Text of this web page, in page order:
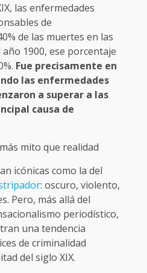
las enfermedades
de
de las muertes en las
1900, ese porcentaje
Fue precisamente en
las enfermedades
a superar a las
causa de
mito que realidad
icónicas como la del
: oscuro, violento,
Pero, más allá del
periodístico,
una tendencia
de criminalidad
del siglo XIX.